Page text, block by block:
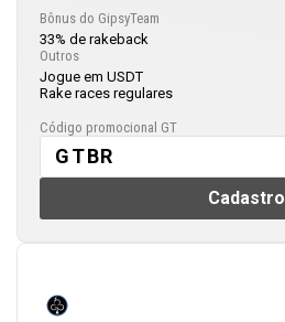
Bônus do GipsyTeam
33% de rakeback
Outros
Jogue em USDT
Rake races regulares
Código promocional GT
GTBR
Cadastro